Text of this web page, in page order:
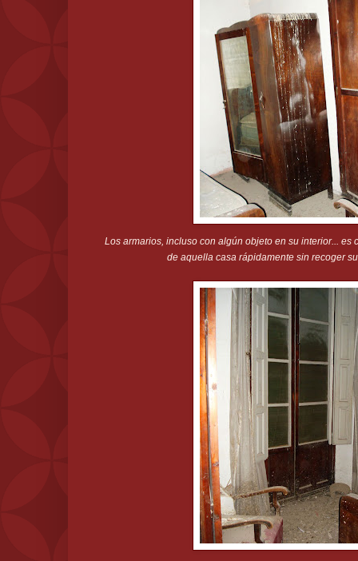
Los armarios, incluso con algún objeto en su interior... es
de aquella casa rápidamente sin recoger